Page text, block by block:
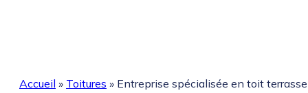
Accueil » Toitures » Entreprise spécialisée en toit